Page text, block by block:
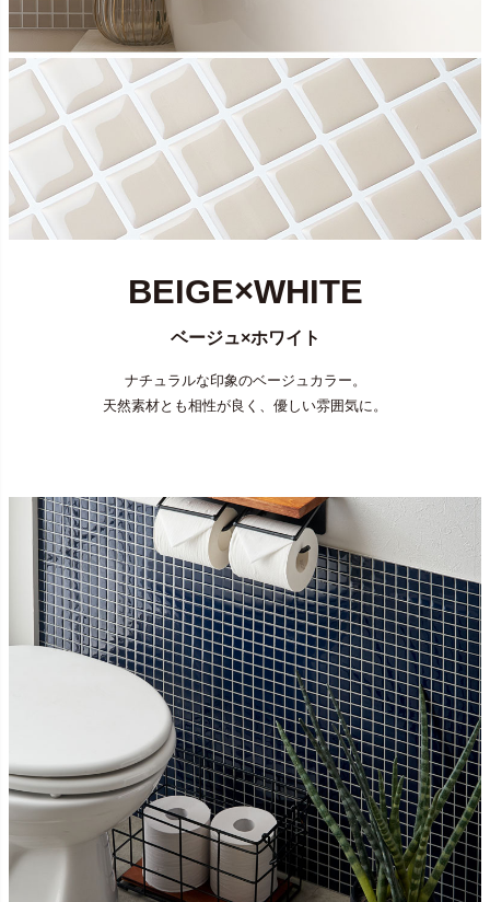
BEIGE×WHITE
ベージュ×ホワイト
ナチュラルな印象のベージュカラー。
天然素材とも相性が良く、優しい雰囲気に。